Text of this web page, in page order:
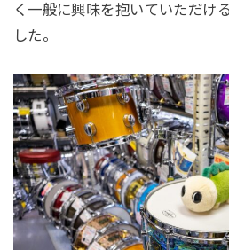
く一般に興味を抱いていただけ
した。